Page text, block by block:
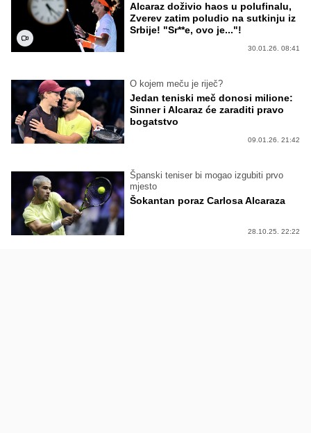
Alcaraz doživio haos u polufinalu,
Zverev zatim poludio na sutkinju iz
Srbije! "Sr**e, ovo je..."!
30.01.26. 08:41
O kojem meču je riječ?
Jedan teniski meč donosi milione:
Sinner i Alcaraz će zaraditi pravo
bogatstvo
09.01.26. 21:42
Španski teniser bi mogao izgubiti prvo
mjesto
Šokantan poraz Carlosa Alcaraza
28.10.25. 22:22